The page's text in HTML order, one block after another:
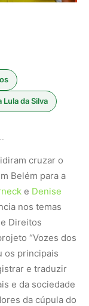
Lula da Silva
dos territórios à …
cruzar o
Belém para a
e Denise
nos temas
Direitos
“Vozes dos
os principais
e traduzir
e da sociedade
da cúpula do